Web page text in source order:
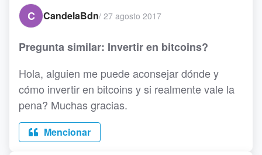
C
CandelaBdn/ 27 agosto 2017
Pregunta similar: Invertir en bitcoins?
Hola, alguien me puede aconsejar dónde y
cómo invertir en bitcoins y si realmente vale la
pena? Muchas gracias.
Mencionar